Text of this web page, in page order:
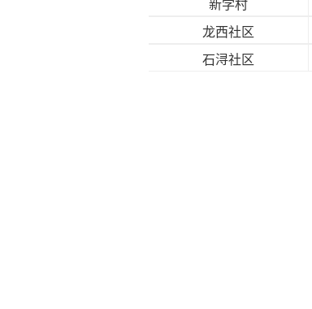
新学村
龙西社区
石浔社区